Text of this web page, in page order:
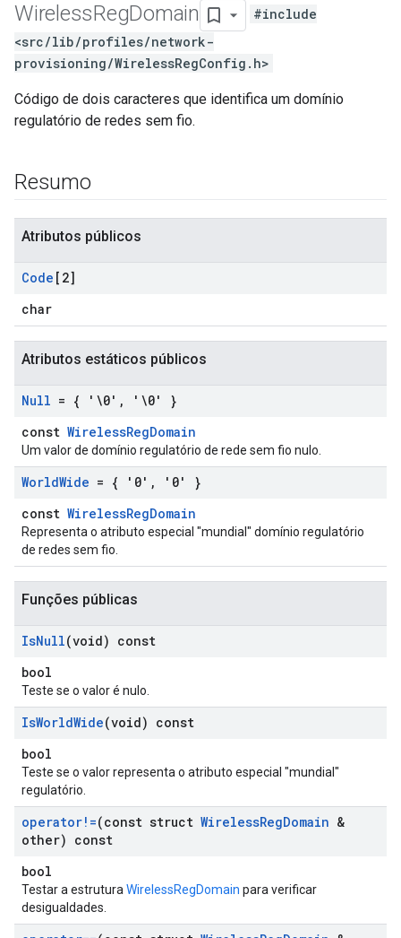
WirelessRegDomain
#include
<src/lib/profiles/network-
provisioning/WirelessRegConfig.h>
Código de dois caracteres que identifica um domínio
regulatório de redes sem fio.
Resumo
Atributos públicos
Code [2]
char
Atributos estáticos públicos
Null = { '\0' ,
'\0' }
const WirelessRegDomain
Um valor de domínio regulatório de rede sem fio nulo.
WorldWide = { '0' ,
'0' }
const WirelessRegDomain
Representa o atributo especial "mundial" domínio regulatório
de redes sem fio.
Funções públicas
IsNull(void) const
bool
Teste se o valor é nulo.
IsWorldWide(void) const
bool
Teste se o valor representa o atributo especial "mundial"
regulatório.
operator!=(const struct WirelessRegDomain &
other) const
bool
Testar a estrutura WirelessRegDomain para verificar
desigualdades.